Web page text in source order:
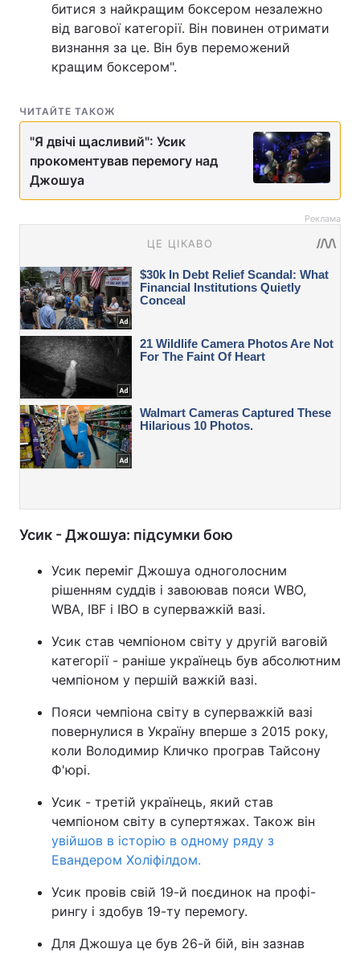
битися з найкращим боксером незалежно
від вагової категорії. Він повинен отримати
визнання за це. Він був переможений
кращим боксером".
ЧИТАЙТЕ ТАКОЖ
"Я двічі щасливий": Усик
прокоментував перемогу над
Джошуа
Реклама
Усик - Джошуа: підсумки бою
Усик переміг Джошуа одноголосним
рішенням суддів і завоював пояси WBO,
WBA, IBF і IBO в суперважкій вазі.
Усик став чемпіоном світу у другій ваговій
категорії - раніше українець був абсолютним
чемпіоном у першій важкій вазі.
Пояси чемпіона світу в суперважкій вазі
повернулися в Україну вперше з 2015 року,
коли Володимир Кличко програв Тайсону
Ф'юрі.
Усик - третій українець, який став
чемпіоном світу в супертяжах. Також він
увійшов в історію в одному ряду з
Евандером Холіфілдом.
Усик провів свій 19-й поєдинок на профі-
рингу і здобув 19-ту перемогу.
Для Джошуа це був 26-й бій, він зазнав